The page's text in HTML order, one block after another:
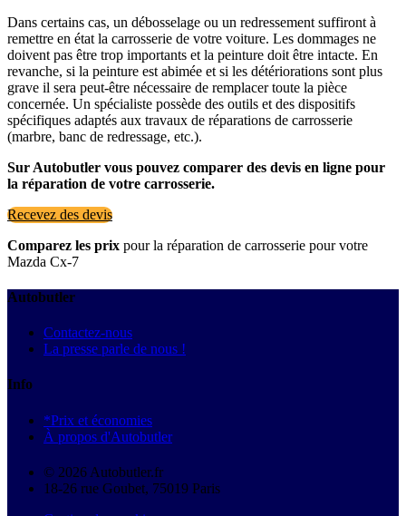
Dans certains cas, un débosselage ou un redressement suffiront à
remettre en état la carrosserie de votre voiture. Les dommages ne
doivent pas être trop importants et la peinture doit être intacte. En
revanche, si la peinture est abimée et si les détériorations sont plus
grave il sera peut-être nécessaire de remplacer toute la pièce
concernée. Un spécialiste possède des outils et des dispositifs
spécifiques adaptés aux travaux de réparations de carrosserie
(marbre, banc de redressage, etc.).
Sur Autobutler vous pouvez comparer des devis en ligne pour
la réparation de votre carrosserie.
Recevez des devis
Comparez les prix pour la réparation de carrosserie pour votre
Mazda Cx-7
Autobutler
Contactez-nous
La presse parle de nous !
Info
*Prix et économies
À propos d'Autobutler
© 2026 Autobutler.fr
18-26 rue Goubet, 75019 Paris